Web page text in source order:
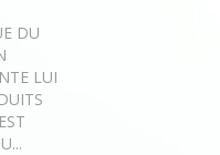
DU
LUI